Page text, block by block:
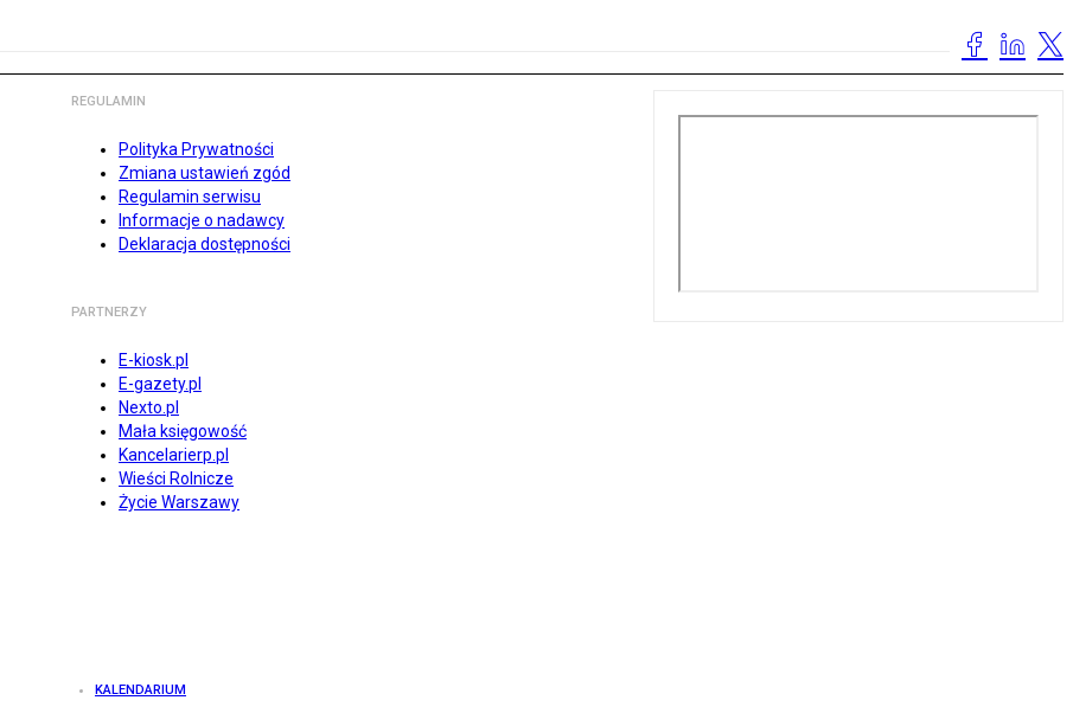
REGULAMIN
Polityka Prywatności
Zmiana ustawień zgód
Regulamin serwisu
Informacje o nadawcy
Deklaracja dostępności
PARTNERZY
E-kiosk.pl
E-gazety.pl
Nexto.pl
Mała księgowość
Kancelarierp.pl
Wieści Rolnicze
Życie Warszawy
KALENDARIUM